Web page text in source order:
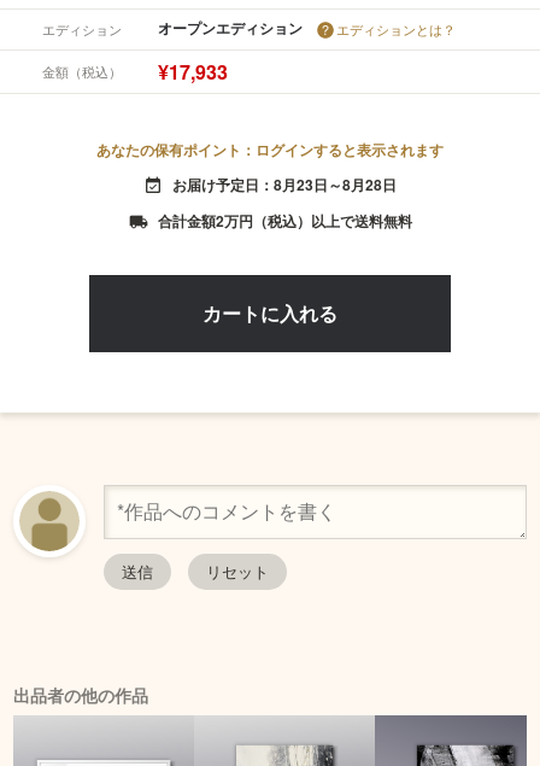
エディション オープンエディション エディションとは？
金額（税込） ¥17,933
あなたの保有ポイント：ログインすると表示されます
event_available お届け予定日：8月23日～8月28日
local_shipping 合計金額2万円（税込）以上で送料無料
出品者の他の作品